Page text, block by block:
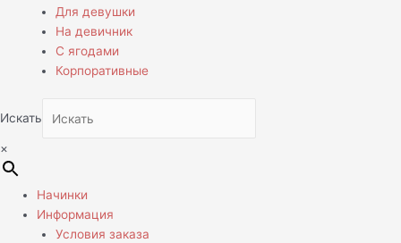
Для девушки
На девичник
С ягодами
Корпоративные
Искать
×
Начинки
Информация
Условия заказа